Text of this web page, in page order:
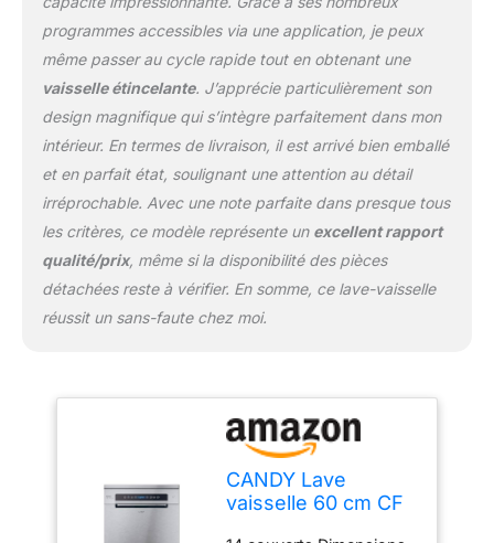
programmes accessibles via une application, je peux
même passer au cycle rapide tout en obtenant une
vaisselle étincelante. J’apprécie particulièrement son
design magnifique qui s’intègre parfaitement dans mon
intérieur. En termes de livraison, il est arrivé bien emballé
et en parfait état, soulignant une attention au détail
irréprochable. Avec une note parfaite dans presque tous
les critères, ce modèle représente un excellent rapport
qualité/prix, même si la disponibilité des pièces
détachées reste à vérifier. En somme, ce lave-vaisselle
réussit un sans-faute chez moi.
CANDY Lave
vaisselle 60 cm CF